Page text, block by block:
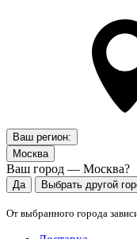
Ваш регион:
Москва
Ваш город — Москва?
Да Выбрать другой
От выбранного города